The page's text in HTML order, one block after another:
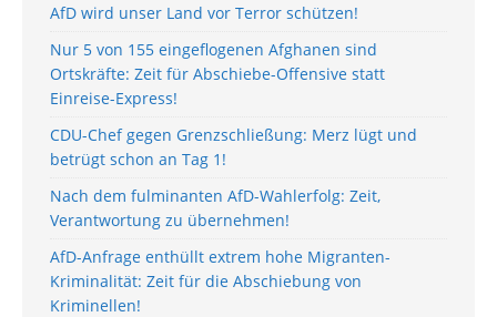
AfD wird unser Land vor Terror schützen!
Nur 5 von 155 eingeflogenen Afghanen sind
Ortskräfte: Zeit für Abschiebe-Offensive statt
Einreise-Express!
CDU-Chef gegen Grenzschließung: Merz lügt und
betrügt schon an Tag 1!
Nach dem fulminanten AfD-Wahlerfolg: Zeit,
Verantwortung zu übernehmen!
AfD-Anfrage enthüllt extrem hohe Migranten-
Kriminalität: Zeit für die Abschiebung von
Kriminellen!